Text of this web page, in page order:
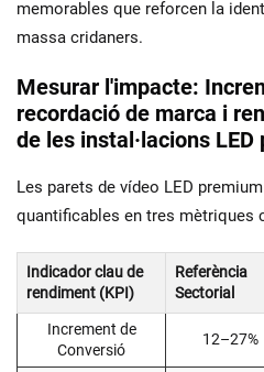
memorables que reforcen la
massa cridaners.
Mesurar l'impacte:
recordació de marca i
de les instal·lacions LED
Les parets de vídeo LED
quantificables en tres mètriques
Indicador clau de
rendiment (KPI)
Referència
Sectorial
Increment de
Conversió
12–27%